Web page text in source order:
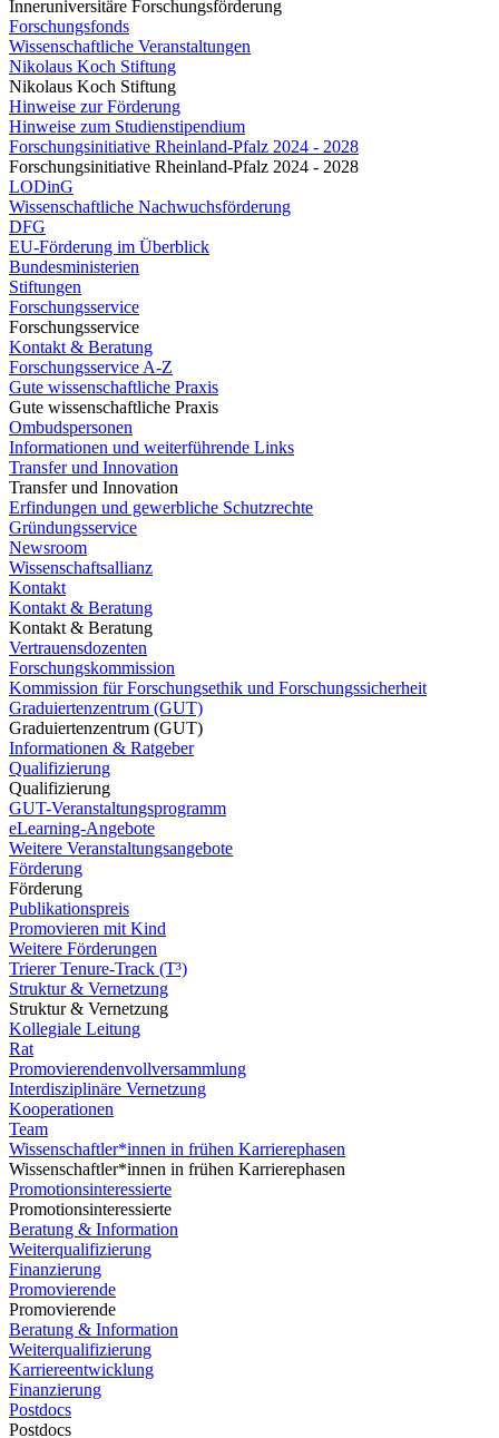
Inneruniversitäre Forschungsförderung
Forschungsfonds
Wissenschaftliche Veranstaltungen
Nikolaus Koch Stiftung
Nikolaus Koch Stiftung
Hinweise zur Förderung
Hinweise zum Studienstipendium
Forschungsinitiative Rheinland-Pfalz 2024 - 2028
Forschungsinitiative Rheinland-Pfalz 2024 - 2028
LODinG
Wissenschaftliche Nachwuchsförderung
DFG
EU-Förderung im Überblick
Bundesministerien
Stiftungen
Forschungsservice
Forschungsservice
Kontakt & Beratung
Forschungsservice A-Z
Gute wissenschaftliche Praxis
Gute wissenschaftliche Praxis
Ombudspersonen
Informationen und weiterführende Links
Transfer und Innovation
Transfer und Innovation
Erfindungen und gewerbliche Schutzrechte
Gründungsservice
Newsroom
Wissenschaftsallianz
Kontakt
Kontakt & Beratung
Kontakt & Beratung
Vertrauensdozenten
Forschungskommission
Kommission für Forschungsethik und Forschungssicherheit
Graduiertenzentrum (GUT)
Graduiertenzentrum (GUT)
Informationen & Ratgeber
Qualifizierung
Qualifizierung
GUT-Veranstaltungsprogramm
eLearning-Angebote
Weitere Veranstaltungsangebote
Förderung
Förderung
Publikationspreis
Promovieren mit Kind
Weitere Förderungen
Trierer Tenure-Track (T³)
Struktur & Vernetzung
Struktur & Vernetzung
Kollegiale Leitung
Rat
Promovierendenvollversammlung
Interdisziplinäre Vernetzung
Kooperationen
Team
Wissenschaftler*innen in frühen Karrierephasen
Wissenschaftler*innen in frühen Karrierephasen
Promotionsinteressierte
Promotionsinteressierte
Beratung & Information
Weiterqualifizierung
Finanzierung
Promovierende
Promovierende
Beratung & Information
Weiterqualifizierung
Karriereentwicklung
Finanzierung
Postdocs
Postdocs